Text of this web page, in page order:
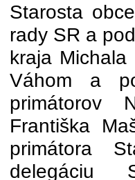
Starosta
rady SR a
kraja
Váhom a
primátorov
Františka
primátora
delegáciu